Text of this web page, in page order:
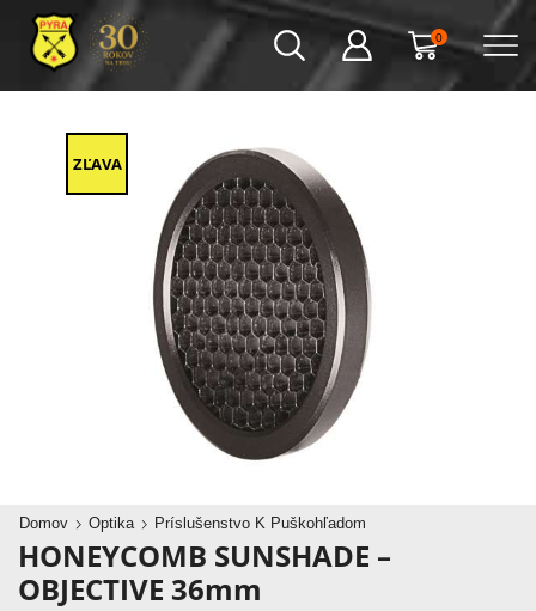
0
ZĽAVA
Domov Optika Príslušenstvo K Puškohľadom
HONEYCOMB SUNSHADE –
OBJECTIVE 36mm